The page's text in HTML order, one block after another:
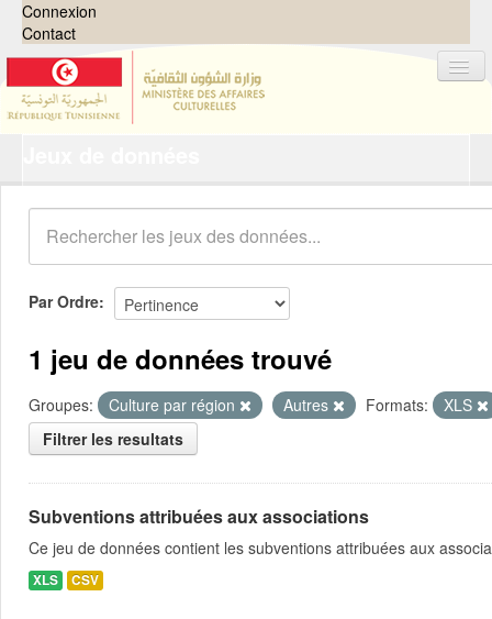
Connexion
Contact
Organisations
Groupes
Demandes 0
À propos
Par Ordre
1 jeu de données trouvé
Groupes: Culture par région Autres Formats:
XLS
Filtrer les resultats
Subventions attribuées aux associations
Ce jeu de données contient les subventions attribuées aux
XLS CSV